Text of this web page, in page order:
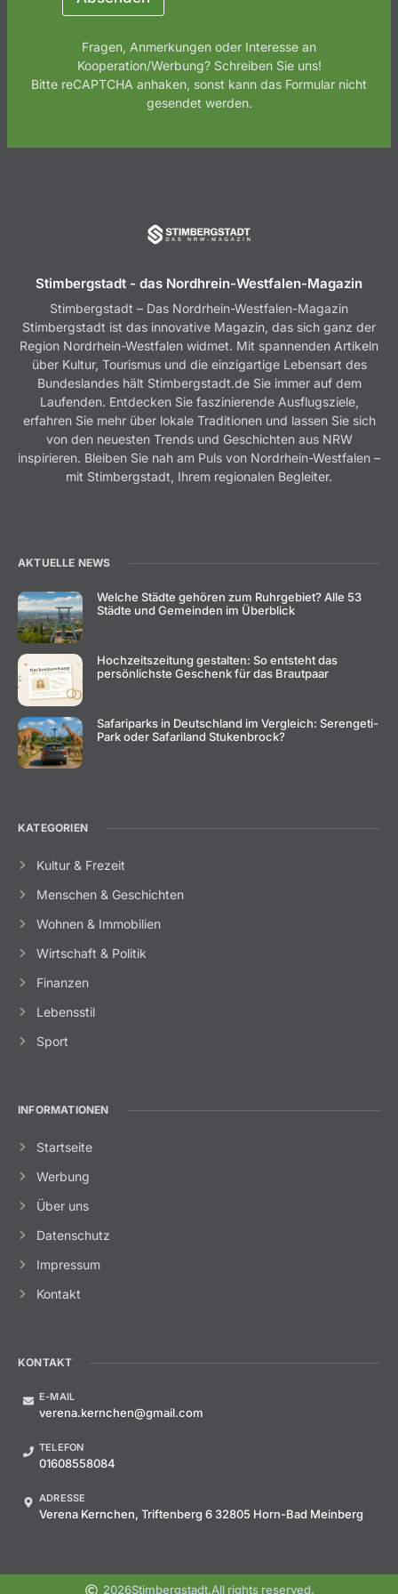
E
l
Fragen, Anmerkungen oder Interesse an
Kooperation/Werbung? Schreiben Sie uns!
Bitte reCAPTCHA anhaken, sonst kann das Formular nicht
gesendet werden.
Stimbergstadt - das Nordhrein-Westfalen-Magazin
Stimbergstadt – Das Nordrhein-Westfalen-Magazin
Stimbergstadt ist das innovative Magazin, das sich ganz der
Region Nordrhein-Westfalen widmet. Mit spannenden Artikeln
über Kultur, Tourismus und die einzigartige Lebensart des
Bundeslandes hält Stimbergstadt.de Sie immer auf dem
Laufenden. Entdecken Sie faszinierende Ausflugsziele,
erfahren Sie mehr über lokale Traditionen und lassen Sie sich
von den neuesten Trends und Geschichten aus NRW
inspirieren. Bleiben Sie nah am Puls von Nordrhein-Westfalen –
mit Stimbergstadt, Ihrem regionalen Begleiter.
AKTUELLE NEWS
Welche Städte gehören zum Ruhrgebiet? Alle 53
Städte und Gemeinden im Überblick
Hochzeitszeitung gestalten: So entsteht das
persönlichste Geschenk für das Brautpaar
Safariparks in Deutschland im Vergleich: Serengeti-
Park oder Safariland Stukenbrock?
KATEGORIEN
Kultur & Frezeit
Menschen & Geschichten
Wohnen & Immobilien
Wirtschaft & Politik
Finanzen
Lebensstil
Sport
INFORMATIONEN
Startseite
Werbung
Über uns
Datenschutz
Impressum
Kontakt
KONTAKT
E-MAIL
verena.kernchen@gmail.com
TELEFON
01608558084
ADRESSE
Verena Kernchen, Triftenberg 6 32805 Horn-Bad Meinberg
2026Stimbergstadt.All rights reserved.